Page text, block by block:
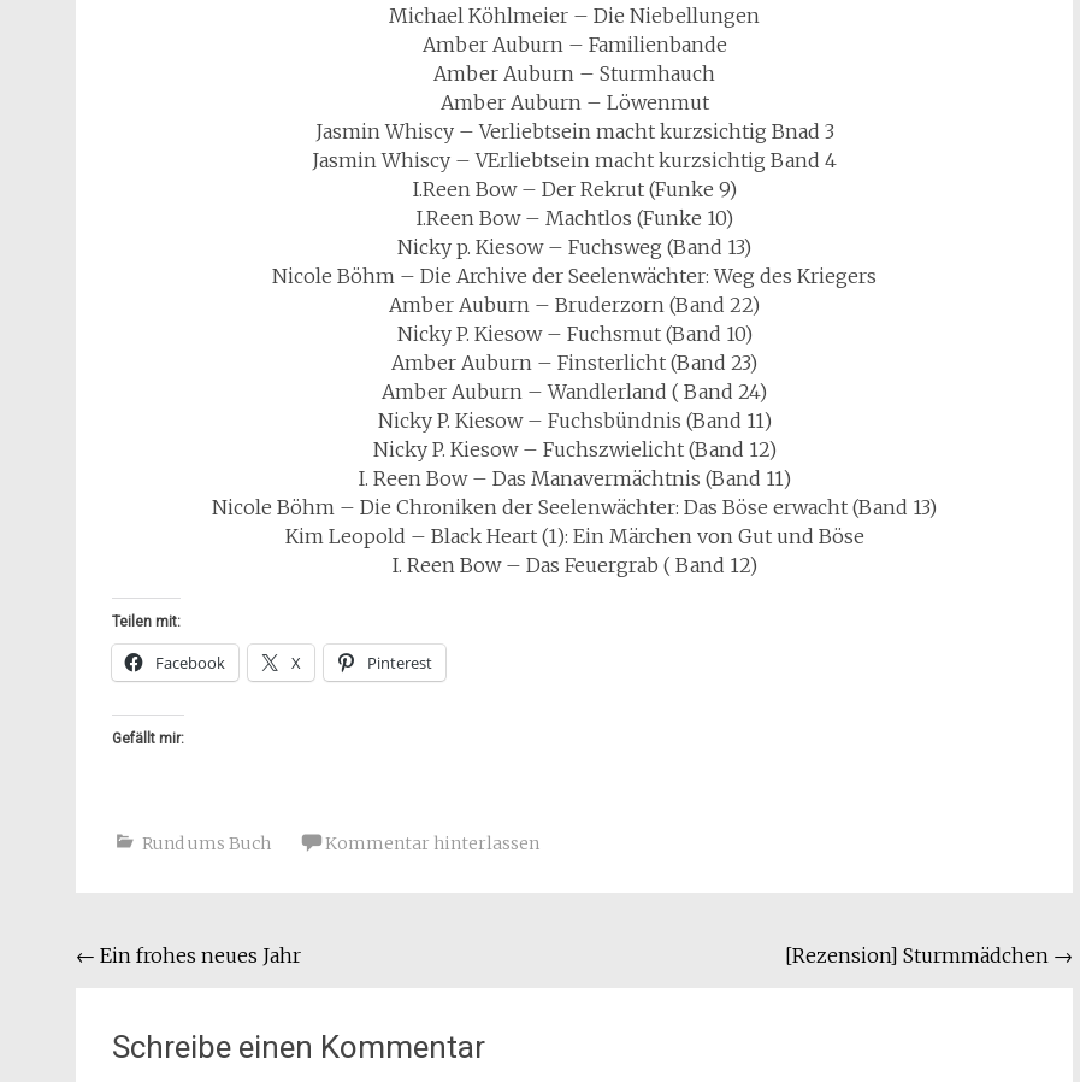
Michael Köhlmeier – Die Niebellungen
Amber Auburn – Familienbande
Amber Auburn – Sturmhauch
Amber Auburn – Löwenmut
Jasmin Whiscy – Verliebtsein macht kurzsichtig Bnad 3
Jasmin Whiscy – VErliebtsein macht kurzsichtig Band 4
I.Reen Bow – Der Rekrut (Funke 9)
I.Reen Bow – Machtlos (Funke 10)
Nicky p. Kiesow – Fuchsweg (Band 13)
Nicole Böhm – Die Archive der Seelenwächter: Weg des Kriegers
Amber Auburn – Bruderzorn (Band 22)
Nicky P. Kiesow – Fuchsmut (Band 10)
Amber Auburn – Finsterlicht (Band 23)
Amber Auburn – Wandlerland ( Band 24)
Nicky P. Kiesow – Fuchsbündnis (Band 11)
Nicky P. Kiesow – Fuchszwielicht (Band 12)
I. Reen Bow – Das Manavermächtnis (Band 11)
Nicole Böhm – Die Chroniken der Seelenwächter: Das Böse erwacht (Band 13)
Kim Leopold – Black Heart (1): Ein Märchen von Gut und Böse
I. Reen Bow – Das Feuergrab ( Band 12)
Teilen mit:
Facebook X Pinterest
Gefällt mir:
Rund ums Buch Kommentar hinterlassen
Beitragsnavigation
← Ein frohes neues Jahr [Rezension] Sturmmädchen →
Schreibe einen Kommentar